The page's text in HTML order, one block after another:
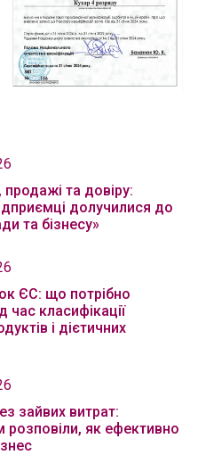
продажі та довіру:
долучилися до
та бізнесу»
ЄС: що потрібно
час класифікації
і дієтичних
зайвих витрат:
розповіли, як ефективно